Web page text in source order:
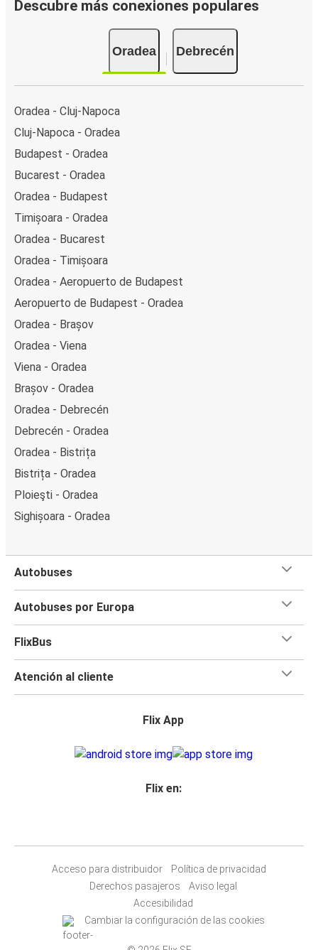
Descubre más conexiones populares
Oradea Debrecén
Oradea - Cluj-Napoca
Cluj-Napoca - Oradea
Budapest - Oradea
Bucarest - Oradea
Oradea - Budapest
Timișoara - Oradea
Oradea - Bucarest
Oradea - Timișoara
Oradea - Aeropuerto de Budapest
Aeropuerto de Budapest - Oradea
Oradea - Brașov
Oradea - Viena
Viena - Oradea
Brașov - Oradea
Oradea - Debrecén
Debrecén - Oradea
Oradea - Bistrița
Bistrița - Oradea
Ploieşti - Oradea
Sighișoara - Oradea
Autobuses
Autobuses por Europa
FlixBus
Atención al cliente
Flix App
Flix en:
Acceso para distribuidor
Política de privacidad
Derechos pasajeros
Aviso legal
Accesibilidad
Cambiar la configuración de las cookies